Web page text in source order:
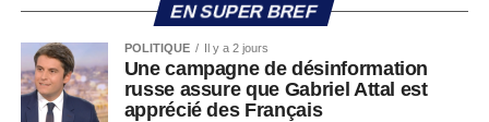
EN SUPER BREF
POLITIQUE Il y a 2 jours
Une campagne de désinformation
russe assure que Gabriel Attal est
apprécié des Français